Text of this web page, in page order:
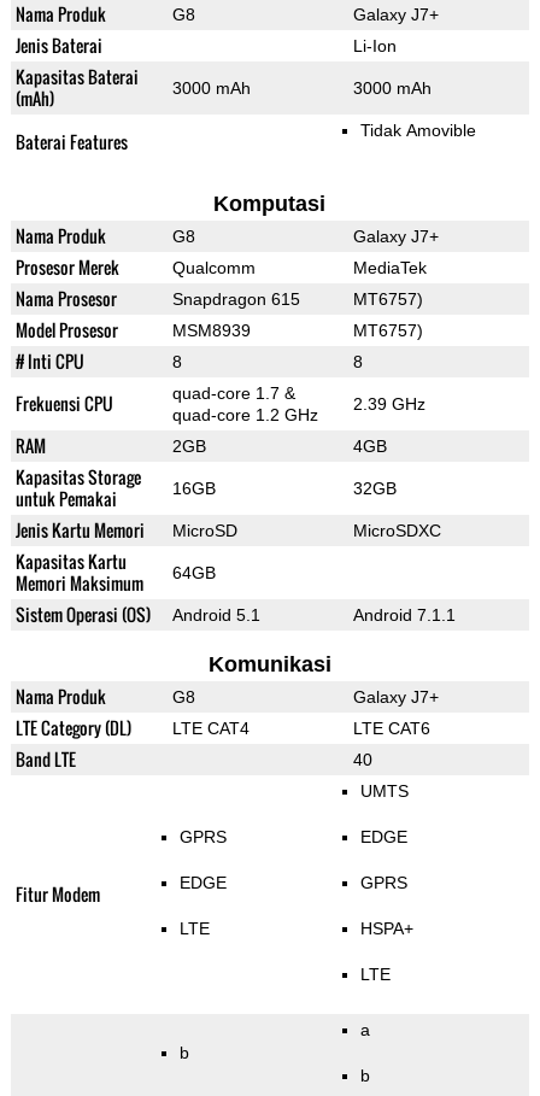
Nama Produk G8 Galaxy J7+
Jenis Baterai Li-Ion
Kapasitas Baterai
(mAh)
3000 mAh 3000 mAh
Baterai Features Tidak Amovible
Komputasi
Nama Produk G8 Galaxy J7+
Prosesor Merek Qualcomm MediaTek
Nama Prosesor Snapdragon 615 MT6757)
Model Prosesor MSM8939 MT6757)
# Inti CPU 8 8
Frekuensi CPU
quad-core 1.7 &
quad-core 1.2 GHz
2.39 GHz
RAM 2GB 4GB
Kapasitas Storage
untuk Pemakai
16GB 32GB
Jenis Kartu Memori MicroSD MicroSDXC
Kapasitas Kartu
Memori Maksimum
64GB
Sistem Operasi (OS) Android 5.1 Android 7.1.1
Komunikasi
Nama Produk G8 Galaxy J7+
LTE Category (DL) LTE CAT4 LTE CAT6
Band LTE 40
Fitur Modem
GPRS
EDGE
LTE
UMTS
EDGE
GPRS
HSPA+
LTE
b
a
b